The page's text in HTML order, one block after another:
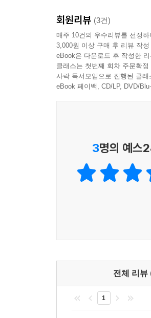
회원리뷰 (3건)
매주 10건의 우수리뷰를 선정
3,000원 이상 구매 후 리뷰 작성
eBook은 다운로드 후 작성한
클래스는 첫번째 회차 주문확
사락 독서모임으로 진행된 클
eBook 페이백, CD/LP, DVD/
3명의 예스
전체 리뷰
1